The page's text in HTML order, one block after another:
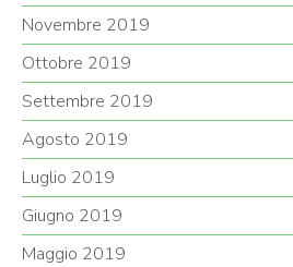
Novembre 2019
Ottobre 2019
Settembre 2019
Agosto 2019
Luglio 2019
Giugno 2019
Maggio 2019